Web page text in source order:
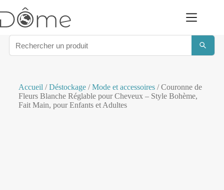
Accueil /Déstockage/Mode et accessoires/ Couronne de
Fleurs Blanche Réglable pour Cheveux – Style Bohème,
Fait Main, pour Enfants et Adultes